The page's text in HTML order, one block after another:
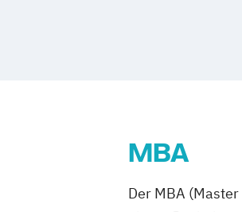
MBA
Der MBA